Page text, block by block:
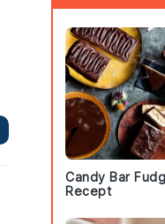
Candy Bar
Recept